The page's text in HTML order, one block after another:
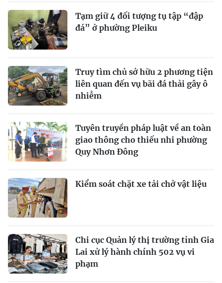
Tạm giữ 4 đối tượng tụ tập “đập
đá” ở phường Pleiku
Truy tìm chủ sở hữu 2 phương tiện
liên quan đến vụ bãi đá thải gây ô
nhiễm
Tuyên truyền pháp luật về an toàn
giao thông cho thiếu nhi phường
Quy Nhơn Đông
Kiểm soát chặt xe tải chở vật liệu
Chi cục Quản lý thị trường tỉnh Gia
Lai xử lý hành chính 502 vụ vi
phạm